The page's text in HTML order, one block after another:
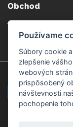
Ochrana osobných
Cookies nastavenia
Gemmoterapia
Obchod
Nakupuj bezpečne
Kamenné
Považská Bystrica v
Žilina
Záruka kvality
Používame
Súbory cookie
zlepšenie
webových
prispôsobený
návštevnosti
pochopenie